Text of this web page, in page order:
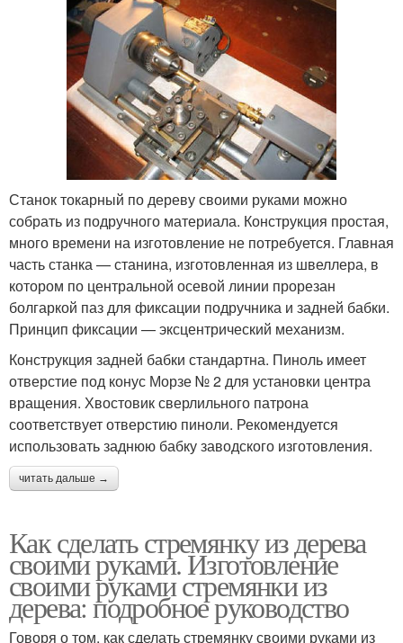
Станок токарный по дереву своими руками можно
собрать из подручного материала. Конструкция простая,
много времени на изготовление не потребуется. Главная
часть станка — станина, изготовленная из швеллера, в
котором по центральной осевой линии прорезан
болгаркой паз для фиксации подручника и задней бабки.
Принцип фиксации — эксцентрический механизм.
Конструкция задней бабки стандартна. Пиноль имеет
отверстие под конус Морзе № 2 для установки центра
вращения. Хвостовик сверлильного патрона
соответствует отверстию пиноли. Рекомендуется
использовать заднюю бабку заводского изготовления.
читать дальше →
Как сделать стремянку из дерева
своими руками. Изготовление
своими руками стремянки из
дерева: подробное руководство
Говоря о том, как сделать стремянку своими руками из